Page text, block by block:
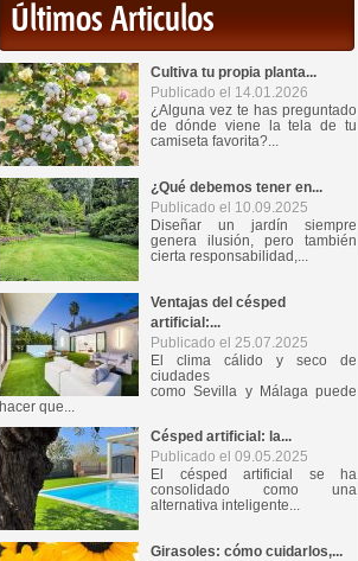
Últimos Articulos
Cultiva tu propia planta...
Publicado el 14.01.2026
¿Alguna vez te has preguntado
de dónde viene la tela de tu
camiseta favorita?...
¿Qué debemos tener en...
Publicado el 10.09.2025
Diseñar un jardín siempre
genera ilusión, pero también
cierta responsabilidad,...
Ventajas del césped
artificial:...
Publicado el 25.07.2025
El clima cálido y seco de
ciudades
como Sevilla y Málaga puede
hacer que...
Césped artificial: la...
Publicado el 09.05.2025
El césped artificial se ha
consolidado como una
alternativa inteligente...
Girasoles: cómo cuidarlos,...